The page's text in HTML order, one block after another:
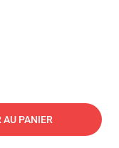
PANIER